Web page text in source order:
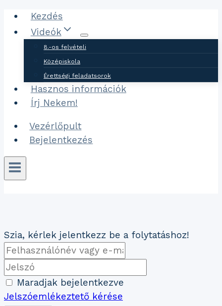
Ugrás
tartalomhoz
Kezdés
Videók
8.-os felvételi
Középiskola
Érettségi feladatsorok
Hasznos információk
Írj Nekem!
Vezérlőpult
Bejelentkezés
Szia, kérlek jelentkezz be a folytatáshoz!
Maradjak bejelentkezve
Jelszóemlékeztető kérése